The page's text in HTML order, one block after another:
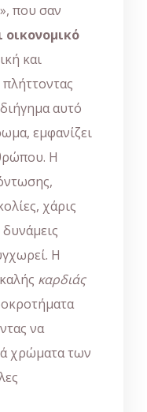
που σαν
οικονομικό
και
αυτό
εμφανίζει
Η
χάρις
δυνάμεις
Η
καρδιάς
να
χρώματα των